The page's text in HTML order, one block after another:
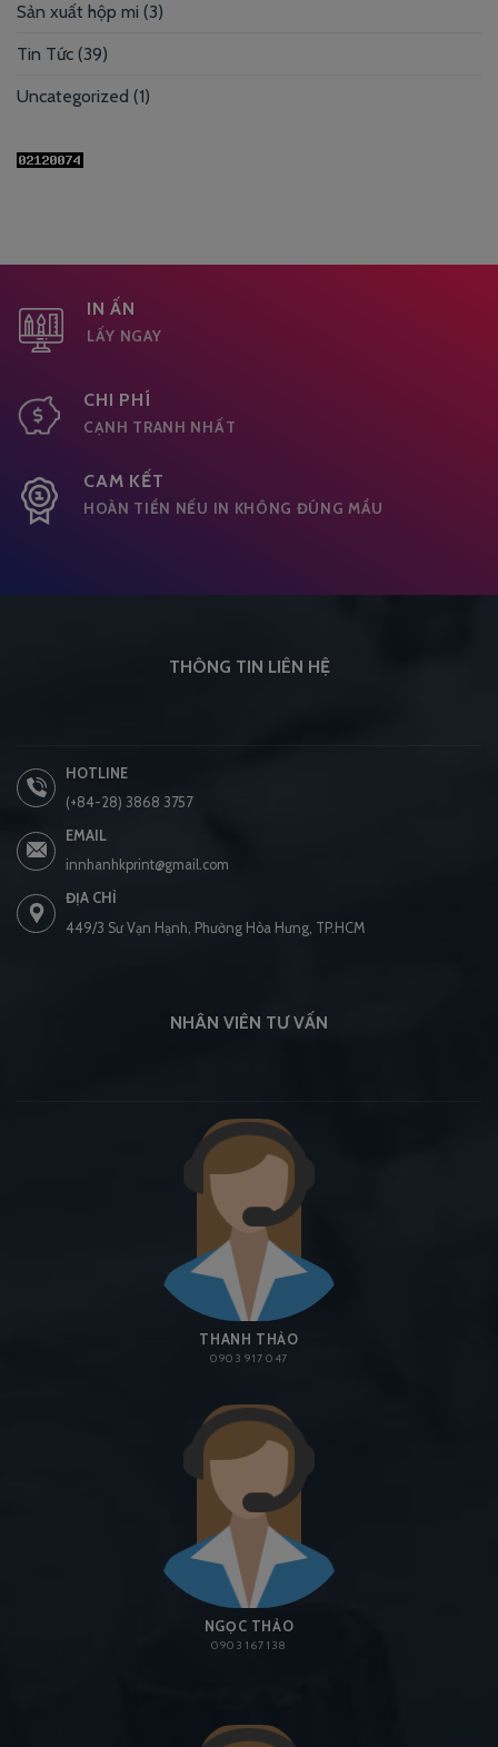
Sản xuất hộp mi (3)
Tin Tức (39)
Uncategorized (1)
IN ẤN
LẤY NGAY
CHI PHÍ
CẠNH TRANH NHẤT
CAM KẾT
HOÀN TIỀN NẾU IN KHÔNG ĐÚNG MẦU
THÔNG TIN LIÊN HỆ
HOTLINE
(+84-28) 3868 3757
EMAIL
innhanhkprint@gmail.com
ĐỊA CHỈ
449/3 Sư Vạn Hạnh, Phường Hòa Hưng, TP.HCM
NHÂN VIÊN TƯ VẤN
THANH THẢO
0903 917 047
NGỌC THẢO
0903 167 138